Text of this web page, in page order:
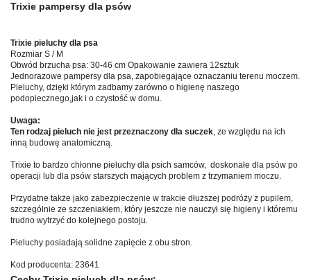
Trixie pampersy dla psów
Trixie pieluchy dla psa
Rozmiar S / M
Obwód brzucha psa: 30-46 cm Opakowanie zawiera 12sztuk
Jednorazowe pampersy dla psa, zapobiegające oznaczaniu terenu moczem.
Pieluchy, dzięki którym zadbamy zarówno o higienę naszego
podopiecznego,jak i o czystość w domu.
Uwaga:
Ten rodzaj pieluch nie jest przeznaczony dla suczek, ze względu na ich
inną budowę anatomiczną.
Trixie to bardzo chłonne pieluchy dla psich samców, doskonałe dla psów po
operacji lub dla psów starszych mających problem z trzymaniem moczu.
Przydatne także jako zabezpieczenie w trakcie dłuższej podróży z pupilem,
szczególnie ze szczeniakiem, który jeszcze nie nauczył się higieny i któremu
trudno wytrzyć do kolejnego postoju.
Pieluchy posiadają solidne zapięcie z obu stron.
Kod producenta: 23641